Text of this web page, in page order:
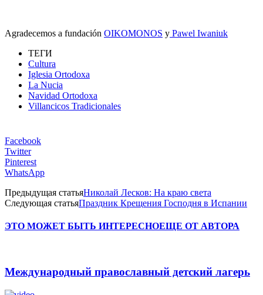
Agradecemos a fundación OIKOMONOS y Pawel Iwaniuk
ТЕГИ
Cultura
Iglesia Ortodoxa
La Nucia
Navidad Ortodoxa
Villancicos Tradicionales
Facebook
Twitter
Pinterest
WhatsApp
Предыдущая статьяНиколай Лесков: На краю света
Следующая статьяПраздник Крещения Господня в Испании
ЭТО МОЖЕТ БЫТЬ ИНТЕРЕСНОЕЩЕ ОТ АВТОРА
Международный православный детский лагерь